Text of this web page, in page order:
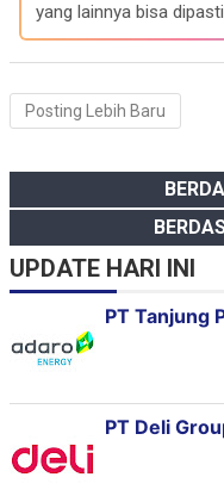
yang lainnya bisa
Posting Lebih Baru
UPDATE HARI INI